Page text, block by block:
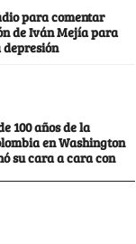
para comentar
de Iván Mejía para
100 años de la
en Washington
su cara a cara con